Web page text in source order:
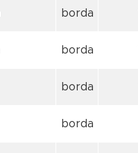
borda
borda
borda
borda